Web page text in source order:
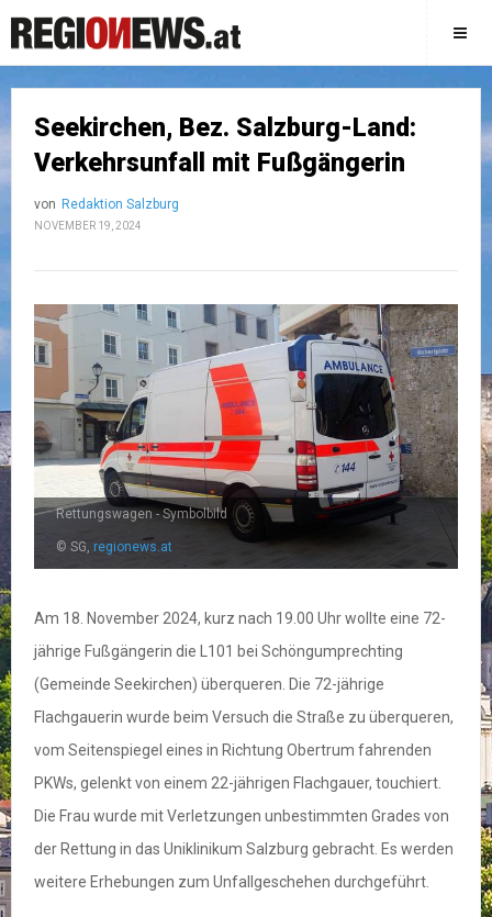
Seekirchen, Bez. Salzburg-Land:
Verkehrsunfall mit Fußgängerin
von Redaktion Salzburg
NOVEMBER 19, 2024
Rettungswagen - Symbolbild
© SG, regionews.at
Am 18. November 2024, kurz nach 19.00 Uhr wollte eine 72-
jährige Fußgängerin die L101 bei Schöngumprechting
(Gemeinde Seekirchen) überqueren. Die 72-jährige
Flachgauerin wurde beim Versuch die Straße zu überqueren,
vom Seitenspiegel eines in Richtung Obertrum fahrenden
PKWs, gelenkt von einem 22-jährigen Flachgauer, touchiert.
Die Frau wurde mit Verletzungen unbestimmten Grades von
der Rettung in das Uniklinikum Salzburg gebracht. Es werden
weitere Erhebungen zum Unfallgeschehen durchgeführt.